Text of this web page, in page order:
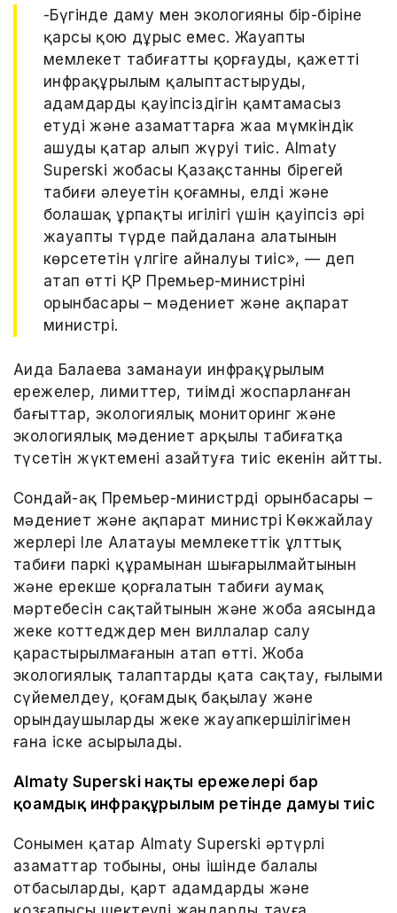
-Бүгінде даму мен экологияны бір-біріне
қарсы қою дұрыс емес. Жауапты
мемлекет табиғатты қорғауды, қажетті
инфрақұрылым қалыптастыруды,
адамдардың қауіпсіздігін қамтамасыз
етуді және азаматтарға жаңа мүмкіндік
ашуды қатар алып жүруі тиіс. Almaty
Superski жобасы Қазақстанның бірегей
табиғи әлеуетін қоғамның, елдің және
болашақ ұрпақтың игілігі үшін қауіпсіз әрі
жауапты түрде пайдалана алатынын
көрсететін үлгіге айналуы тиіс», — деп
атап өтті ҚР Премьер-министрінің
орынбасары – мәдениет және ақпарат
министрі.
Аида Балаева заманауи инфрақұрылым
ережелер, лимиттер, тиімді жоспарланған
бағыттар, экологиялық мониторинг және
экологиялық мәдениет арқылы табиғатқа
түсетін жүктемені азайтуға тиіс екенін айтты.
Сондай-ақ Премьер-министрдің орынбасары –
мәдениет және ақпарат министрі Көкжайлау
жерлері Іле Алатауы мемлекеттік ұлттық
табиғи паркі құрамынан шығарылмайтынын
және ерекше қорғалатын табиғи аумақ
мәртебесін сақтайтынын және жоба аясында
жеке коттедждер мен виллалар салу
қарастырылмағанын атап өтті. Жоба
экологиялық талаптарды қатаң сақтау, ғылыми
сүйемелдеу, қоғамдық бақылау және
орындаушылардың жеке жауапкершілігімен
ғана іске асырылады.
Almaty Superski нақты ережелері бар
қоғамдық инфрақұрылым ретінде дамуы тиіс
Сонымен қатар Almaty Superski әртүрлі
азаматтар тобының, оның ішінде балалы
отбасылардың, қарт адамдардың және